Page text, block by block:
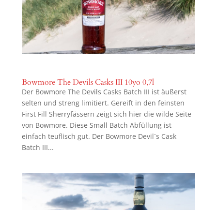
Bowmore The Devils Casks III 10yo 0,7l
Der Bowmore The Devils Casks Batch III ist äußerst
selten und streng limitiert. Gereift in den feinsten
First Fill Sherryfässern zeigt sich hier die wilde Seite
von Bowmore. Diese Small Batch Abfüllung ist
einfach teuflisch gut. Der Bowmore Devil´s Cask
Batch III...